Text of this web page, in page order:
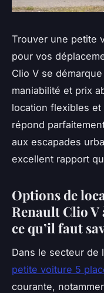
Trouver une petite
pour vos
Clio V se
maniabilité et prix
location flexibles
répond
aux escapades
excellent rapport
Options de
Renault Clio
ce qu’il faut
Dans le secteur de
petite voiture 5
courante,